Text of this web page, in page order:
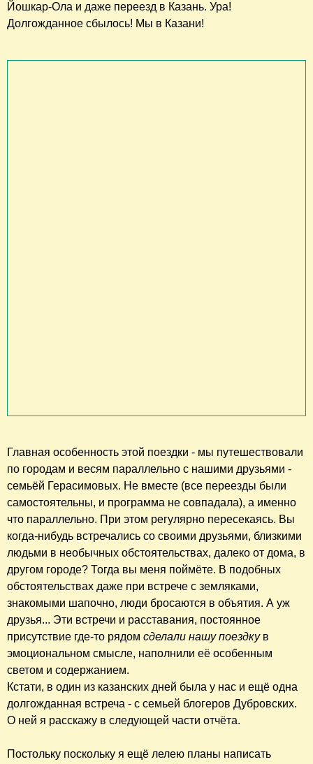
Йошкар-Ола и даже переезд в Казань. Ура!
Долгожданное сбылось! Мы в Казани!
Главная особенность этой поездки - мы путешествовали
по городам и весям параллельно с нашими друзьями -
семьёй Герасимовых. Не вместе (все переезды были
самостоятельны, и программа не совпадала), а именно
что параллельно. При этом регулярно пересекаясь. Вы
когда-нибудь встречались со своими друзьями, близкими
людьми в необычных обстоятельствах, далеко от дома, в
другом городе? Тогда вы меня поймёте. В подобных
обстоятельствах даже при встрече с земляками,
знакомыми шапочно, люди бросаются в объятия. А уж
друзья... Эти встречи и расставания, постоянное
присутствие где-то рядом сделали нашу поездкув
эмоциональном смысле, наполнили её особенным
светом и содержанием.
Кстати, в один из казанских дней была у нас и ещё одна
долгожданная встреча - с семьей блогеров Дубровских.
О ней я расскажу в следующей части отчёта.
Постольку поскольку я ещё лелею планы написать